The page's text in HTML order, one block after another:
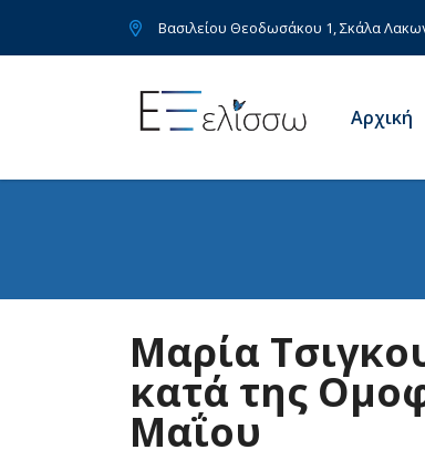
Bασιλείου Θεοδωσάκου 1, Σκάλα
Αρχική
Mαρία
κατά της
Μαΐου